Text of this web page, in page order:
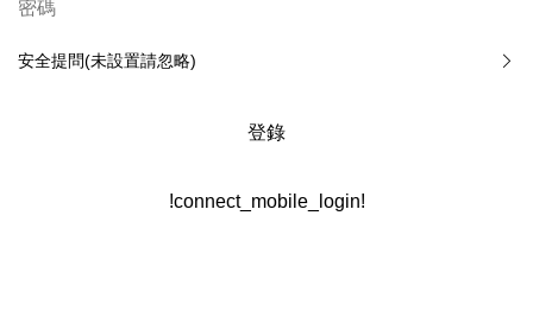
安全提問(未設置請忽略)
登錄
!connect_mobile_login!